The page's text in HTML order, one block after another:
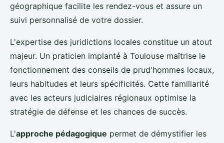
géographique facilite les rendez-vous et assure un
suivi personnalisé de votre dossier.
L'expertise des juridictions locales constitue un atout
majeur. Un praticien implanté à Toulouse maîtrise le
fonctionnement des conseils de prud'hommes locaux,
leurs habitudes et leurs spécificités. Cette familiarité
avec les acteurs judiciaires régionaux optimise la
stratégie de défense et les chances de succès.
L'approche pédagogique permet de démystifier les